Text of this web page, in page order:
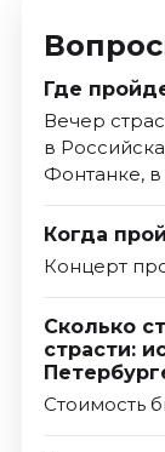
Где
Вечер
в
Фонтанке,
Когда
Концерт
Сколько
страсти:
Стоимость